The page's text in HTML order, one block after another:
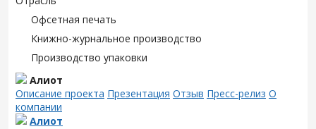
Офсетная печать
Книжно-журнальное производство
Производство упаковки
Алиот
Описание проекта Презентация Отзыв Пресс-релиз О
компании
Алиот